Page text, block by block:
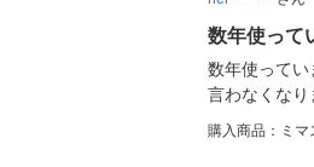
数年使って
数年使って
言わなくなり
購入商品：ミマ